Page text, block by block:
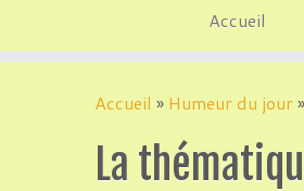
Accueil
Accueil » Humeur du jour»
La